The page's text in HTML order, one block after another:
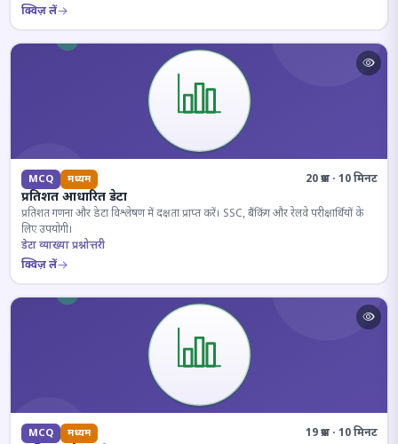
क्विज़ लें
MCQ मध्यम 20 प्रश्न · 10 मिनट
प्रतिशत आधारित डेटा
प्रतिशत गणना और डेटा विश्लेषण में दक्षता प्राप्त करें। SSC, बैंकिंग और रेलवे परीक्षार्थियों के
लिए उपयोगी।
डेटा व्याख्या प्रश्नोत्तरी
क्विज़ लें
MCQ मध्यम 19 प्रश्न · 10 मिनट